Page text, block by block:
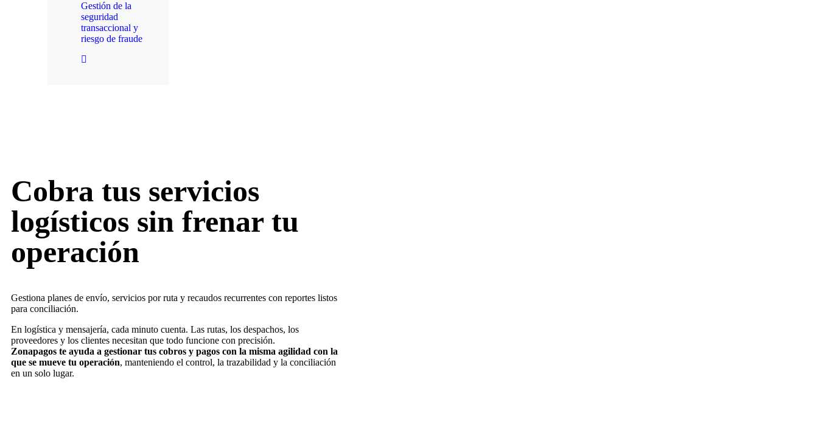
Gestión de la
seguridad
transaccional y
riesgo de fraude
Cobra tus servicios
logísticos sin frenar tu
operación
Gestiona planes de envío, servicios por ruta y recaudos recurrentes con reportes listos
para conciliación.
En logística y mensajería, cada minuto cuenta. Las rutas, los despachos, los
proveedores y los clientes necesitan que todo funcione con precisión.
Zonapagos te ayuda a gestionar tus cobros y pagos con la misma agilidad con la
que se mueve tu operación, manteniendo el control, la trazabilidad y la conciliación
en un solo lugar.